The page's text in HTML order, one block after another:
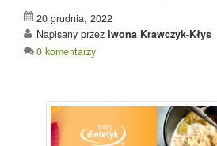
20 grudnia, 2022
Napisany przez Iwona Krawczyk-Kłys
0 komentarzy